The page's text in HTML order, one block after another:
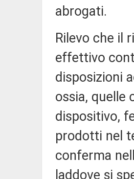
abrogati.
Rilevo che il
effettivo
disposizioni
ossia, quelle
dispositivo,
prodotti nel
conferma
laddove si